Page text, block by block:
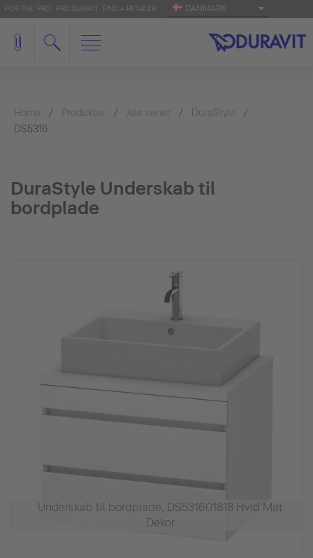
FOR THE 'PRO': PRO.DURAVIT FIND A RETAILER DANMARK
Home Produkter Alle serier
DuraStyle
DS5316
DuraStyle Underskab til
bordplade
Underskab til bordplade, DS531601818 Hvid Mat
Dekor